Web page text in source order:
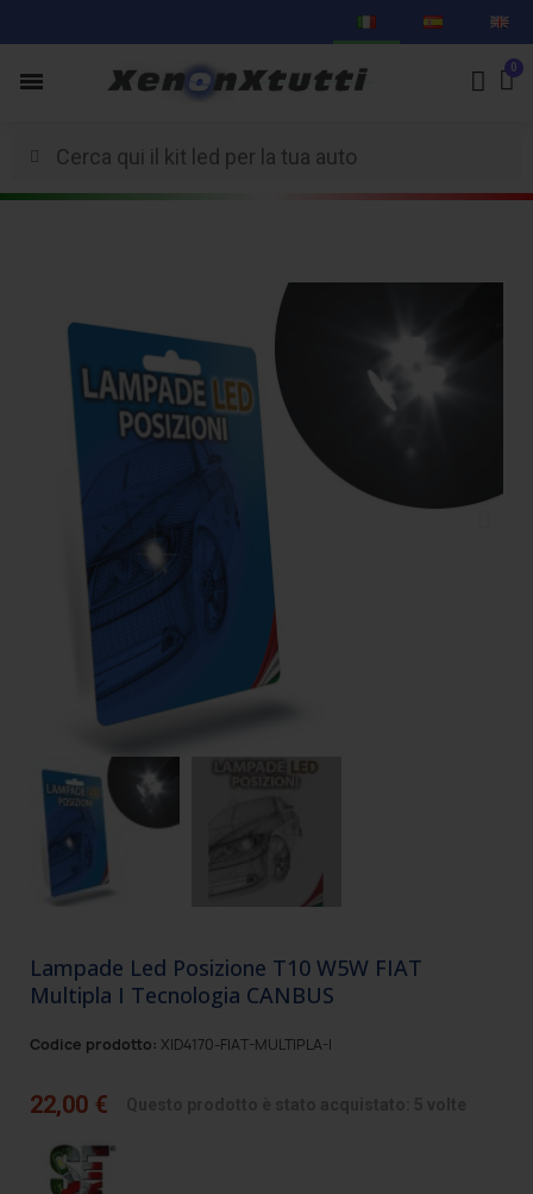
Lampade Led Posizione T10 W5W FIAT
Multipla I Tecnologia CANBUS
Codice prodotto: XID4170-FIAT-MULTIPLA-I
22,00 €